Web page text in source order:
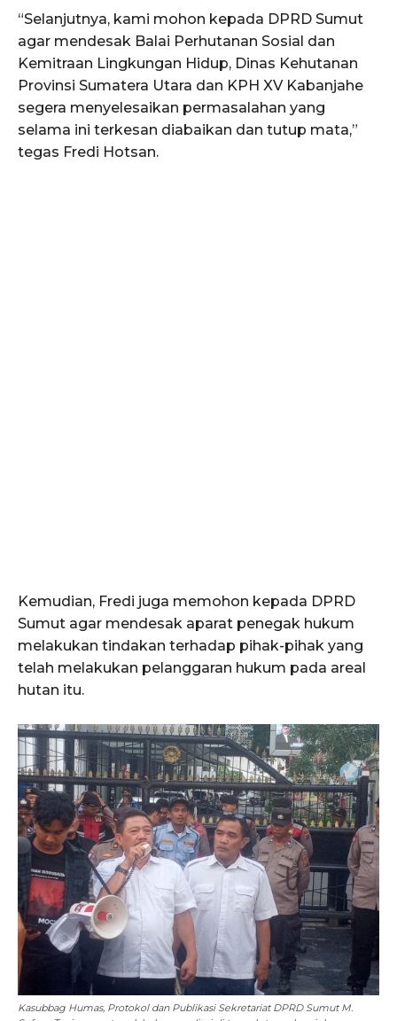
“Selanjutnya, kami mohon kepada DPRD Sumut
agar mendesak Balai Perhutanan Sosial dan
Kemitraan Lingkungan Hidup, Dinas Kehutanan
Provinsi Sumatera Utara dan KPH XV Kabanjahe
segera menyelesaikan permasalahan yang
selama ini terkesan diabaikan dan tutup mata,”
tegas Fredi Hotsan.
Kemudian, Fredi juga memohon kepada DPRD
Sumut agar mendesak aparat penegak hukum
melakukan tindakan terhadap pihak-pihak yang
telah melakukan pelanggaran hukum pada areal
hutan itu.
Kasubbag Humas, Protokol dan Publikasi Sekretariat DPRD Sumut M.